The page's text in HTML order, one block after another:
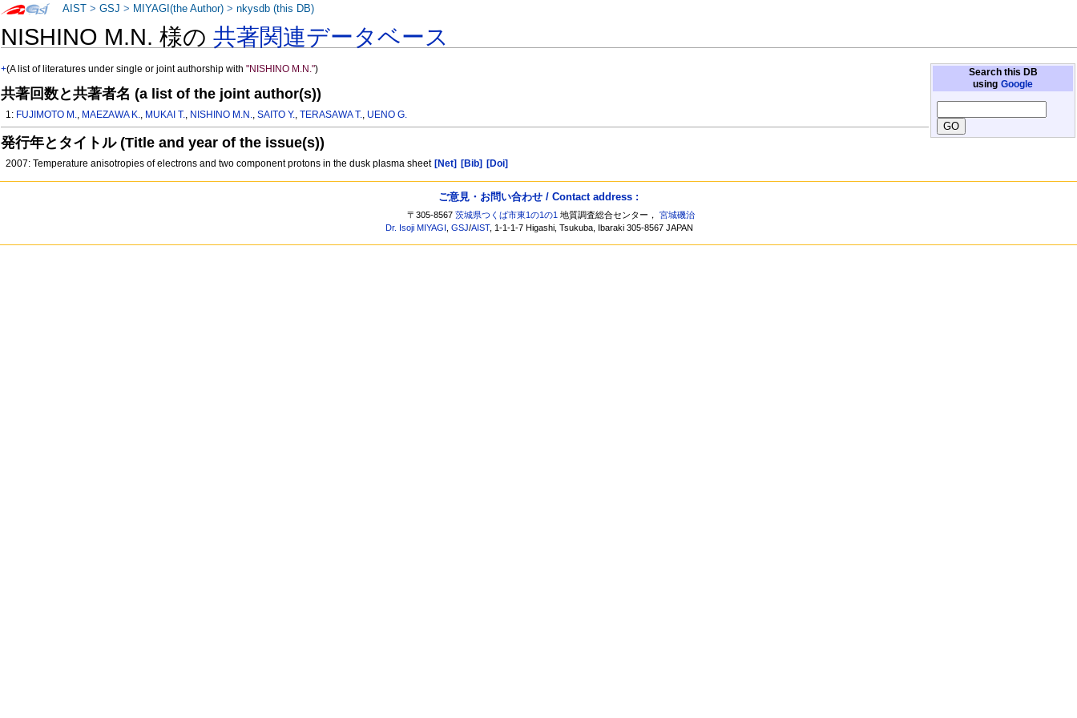
NISHINO M.N. 様の共著関連データベース
Search this DB
using Google
+(A list of literatures under single or joint authorship with"NISHINO M.N.")
共著回数と共著者名 (a list of the joint author(s))
1: FUJIMOTO M., MAEZAWA K., MUKAI T., NISHINO M.N.,SAITO Y.,TERASAWA T., UENO G.
発行年とタイトル (Title and year of the issue(s))
2007: Temperature anisotropies of electrons and two component protons in the dusk plasma sheet [Net] [Bib] [Doi]
AIST >GSJ > MIYAGI(the Author) >nkysdb (this DB)
ご意見・お問い合わせ / Contact address :
〒305-8567茨城県つくば市東1の1の1 地質調査総合センター，宮城磯治
Dr. Isoji MIYAGI ,GSJ/AIST, 1-1-1-7 Higashi, Tsukuba, Ibaraki 305-8567 JAPAN